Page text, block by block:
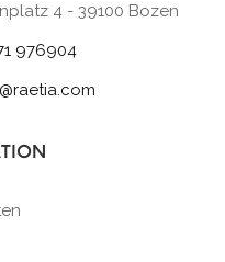
4 - 39100 Bozen
976904